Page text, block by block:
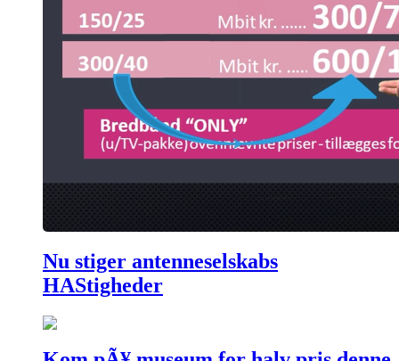
Nu stiger antenneselskabs
HAStigheder